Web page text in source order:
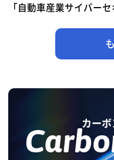
「自動車産業サイバー
カー